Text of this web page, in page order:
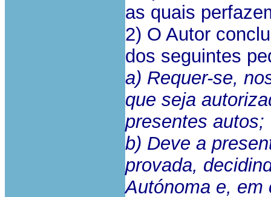
as quais
2) O Autor
dos seguintes
a) Requer-se,
que seja
presentes autos;
b) Deve a
provada,
Autónoma e, em